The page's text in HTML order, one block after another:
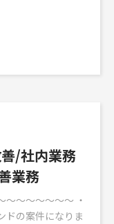
/社内業務
業務
～～～～～～ ・
ドの案件になりま